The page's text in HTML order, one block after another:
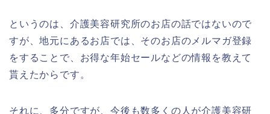
というのは、介護美容研究所のお店の話ではないので
すが、地元にあるお店では、そのお店のメルマガ登録
をすることで、お得な年始セールなどの情報を教えて
貰えたからです。
それに、多分ですが、今後も数多くの人が介護美容研